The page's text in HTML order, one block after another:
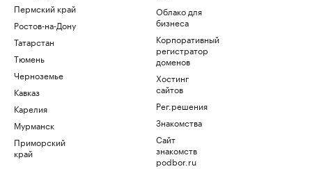
Пермский край
Ростов-на-Дону
Татарстан
Тюмень
Черноземье
Кавказ
Карелия
Мурманск
Приморский
край
Облако для
бизнеса
Корпоративный
регистратор
доменов
Хостинг
сайтов
Рег.решения
Знакомства
Сайт
знакомств
podbor.ru